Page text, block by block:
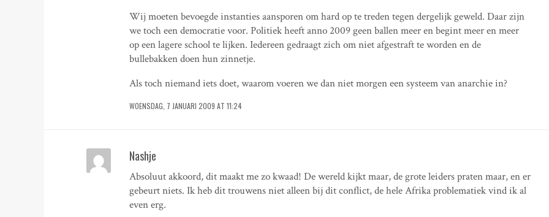
Wij moeten bevoegde instanties aansporen om hard op te treden tegen dergelijk geweld. Daar zijn
we toch een democratie voor. Politiek heeft anno 2009 geen ballen meer en begint meer en meer
op een lagere school te lijken. Iedereen gedraagt zich om niet afgestraft te worden en de
bullebakken doen hun zinnetje.
Als toch niemand iets doet, waarom voeren we dan niet morgen een systeem van anarchie in?
WOENSDAG, 7 JANUARI 2009 AT 11:24
Nashje
Absoluut akkoord, dit maakt me zo kwaad! De wereld kijkt maar, de grote leiders praten maar, en er
gebeurt niets. Ik heb dit trouwens niet alleen bij dit conflict, de hele Afrika problematiek vind ik al
even erg.